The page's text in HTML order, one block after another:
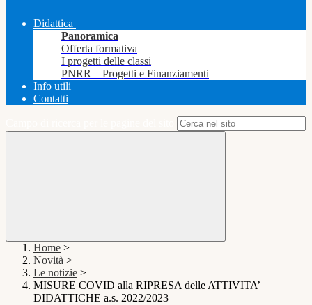
Didattica
Panoramica
Offerta formativa
I progetti delle classi
PNRR – Progetti e Finanziamenti
Info utili
Contatti
Home >
Novità >
Le notizie >
MISURE COVID alla RIPRESA delle ATTIVITA’
DIDATTICHE a.s. 2022/2023